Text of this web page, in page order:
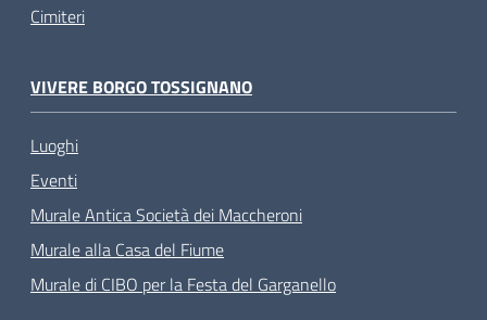
Cimiteri
VIVERE BORGO TOSSIGNANO
Luoghi
Eventi
Murale Antica Società dei Maccheroni
Murale alla Casa del Fiume
Murale di CIBO per la Festa del Garganello